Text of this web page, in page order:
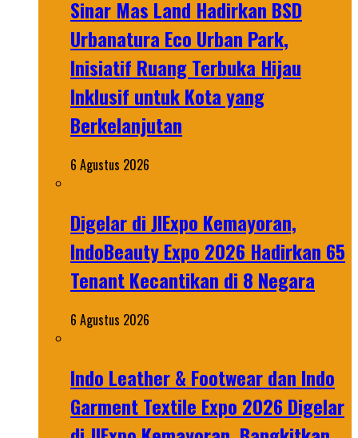
Sinar Mas Land Hadirkan BSD
Urbanatura Eco Urban Park,
Inisiatif Ruang Terbuka Hijau
Inklusif untuk Kota yang
Berkelanjutan
6 Agustus 2026
Digelar di JIExpo Kemayoran,
IndoBeauty Expo 2026 Hadirkan 65
Tenant Kecantikan di 8 Negara
6 Agustus 2026
Indo Leather & Footwear dan Indo
Garment Textile Expo 2026 Digelar